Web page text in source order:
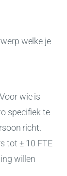
welke je
wie is
specifiek te
richt.
tot ± 10 FTE
willen